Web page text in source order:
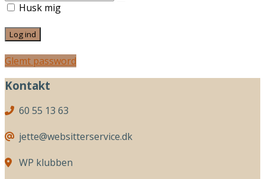
Husk mig
Glemt password
Kontakt
60 55 13 63
jette@websitterservice.dk
WP klubben